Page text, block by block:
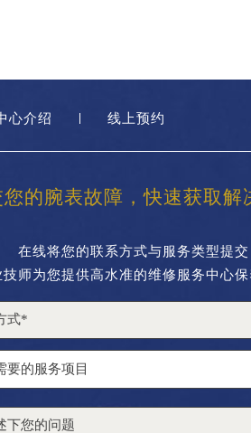
心介绍 线上预约
的腕表故障，快速获取解
在线将您的联系方式与服务类型提交
技师为您提供高水准的维修服务中心保